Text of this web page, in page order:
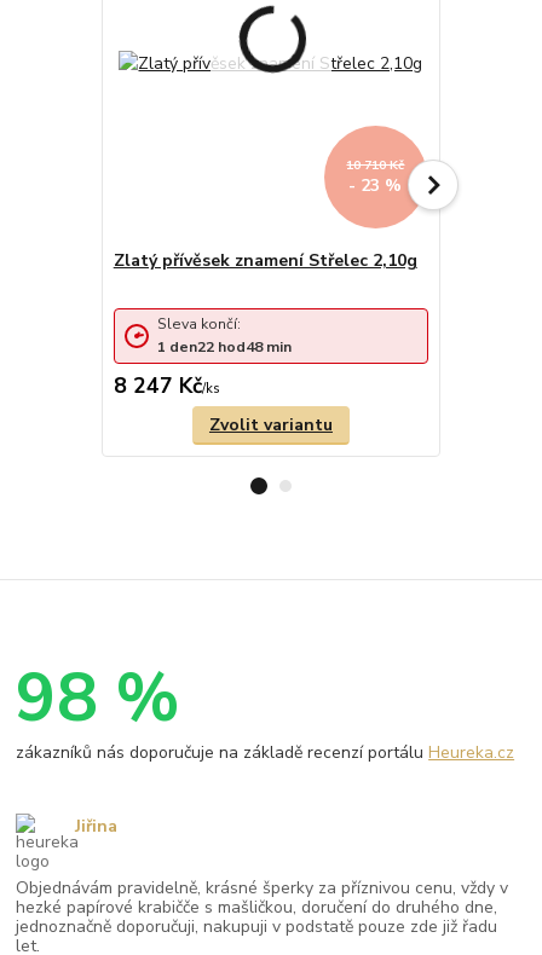
10 710 Kč
- 23 %
Zlatý přívěsek znamení Střelec 2,10g
8 247 Kč/ks
Sleva končí:
1 den22 hod48min
Zvolit variantu
98 %
zákazníků nás doporučuje na základě recenzí portáluHeureka.cz
Objednávám pravidelně, krásné šperky za příznivou cenu, vždy v
hezké papírové krabičče s mašličkou, doručení do druhého dne,
jednoznačně doporučuji, nakupuji v podstatě pouze zde již řadu
let.
Jiřina